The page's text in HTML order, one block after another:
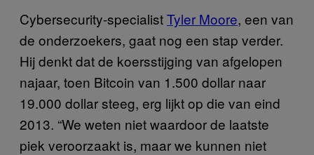
Cybersecurity-specialistTyler Moore, een van
de onderzoekers, gaat nog een stap verder.
Hij denkt dat de koersstijging van afgelopen
najaar, toen Bitcoin van 1.500 dollar naar
19.000 dollar steeg, erg lijkt op die van eind
2013. “We weten niet waardoor de laatste
piek veroorzaakt is, maar we kunnen niet